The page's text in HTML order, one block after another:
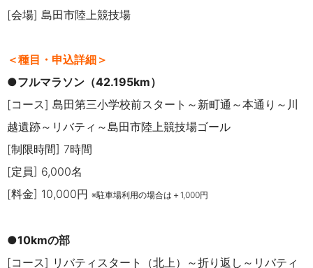
[会場] 島田市陸上競技場
＜種目・申込詳細＞
●フルマラソン（42.195km）
[コース] 島田第三小学校前スタート～新町通～本通り～川
越遺跡～リバティ～島田市陸上競技場ゴール
[制限時間] 7時間
[定員] 6,000名
[料金] 10,000円 ※駐車場利用の場合は＋1,000円
●10kmの部
[コース] リバティスタート（北上）～折り返し～リバティ